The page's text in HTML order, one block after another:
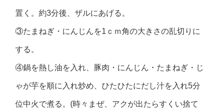
置く。約3分後、ザルにあげる。
③たまねぎ・にんじんを1ｃｍ角の大きさの乱切りに
する。
④鍋を熱し油を入れ、豚肉・にんじん・たまねぎ・じ
ゃが芋を順に入れ炒め、ひたひたにだし汁を入れ5分
位中火で煮る。(時々まぜ、アクが出たらすくい捨て